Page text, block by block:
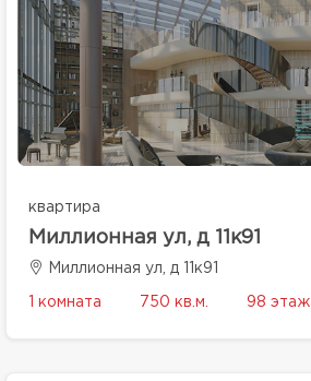
квартира
Миллионная ул, д 11к91
Миллионная ул, д 11к91
1 комната 750 кв.м. 98 этаж